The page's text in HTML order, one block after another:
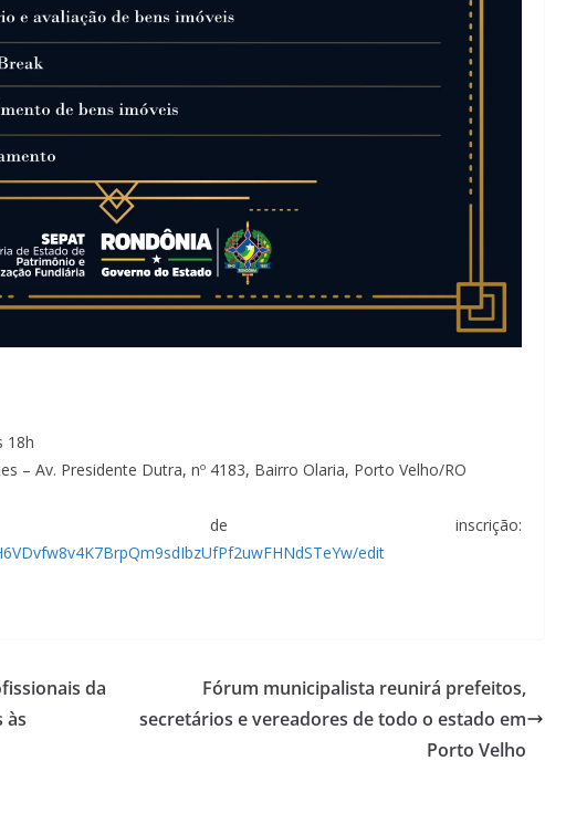
18h
– Av. Presidente Dutra, nº 4183, Bairro Olaria, Porto Velho/RO
inscrição:
edit
da
às
Fórum municipalista reunirá prefeitos,
secretários e vereadores de todo o estado em
Porto Velho